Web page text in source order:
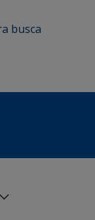
busca